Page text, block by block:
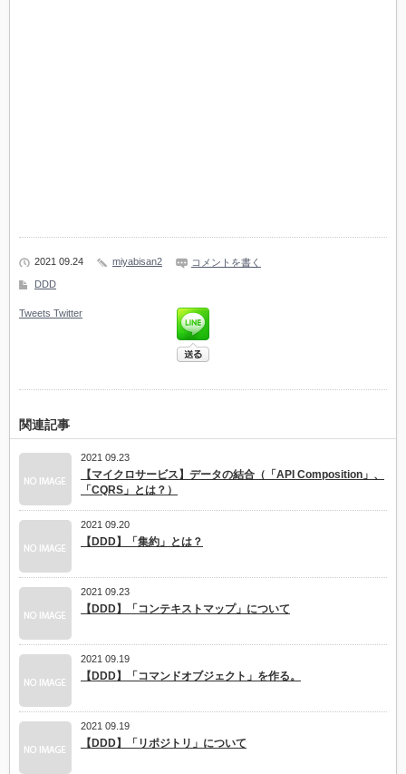
2021 09.24 miyabisan2
コメントを書く
DDD
Tweets Twitter
関連記事
2021 09.23
【マイクロサービス】データの結合（「API Composition」、
「CQRS」とは？）
2021 09.20
【DDD】「集約」とは？
2021 09.23
【DDD】「コンテキストマップ」について
2021 09.19
【DDD】「コマンドオブジェクト」を作る。
2021 09.19
【DDD】「リポジトリ」について